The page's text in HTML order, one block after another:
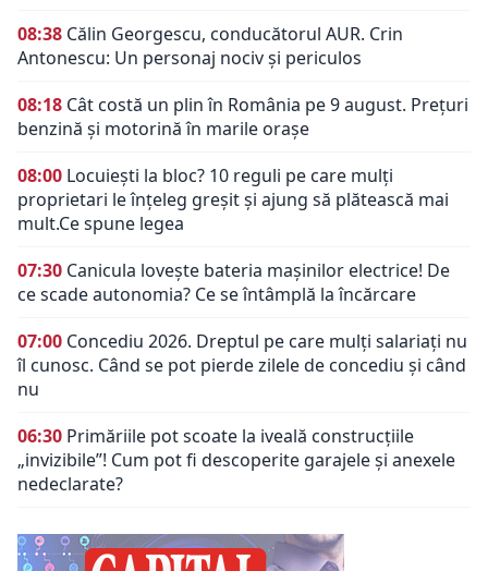
08:38 Călin Georgescu, conducătorul AUR. Crin
Antonescu: Un personaj nociv şi periculos
08:18 Cât costă un plin în România pe 9 august. Prețuri
benzină și motorină în marile orașe
08:00 Locuiești la bloc? 10 reguli pe care mulți
proprietari le înțeleg greșit și ajung să plătească mai
mult.Ce spune legea
07:30 Canicula lovește bateria mașinilor electrice! De
ce scade autonomia? Ce se întâmplă la încărcare
07:00 Concediu 2026. Dreptul pe care mulți salariați nu
îl cunosc. Când se pot pierde zilele de concediu și când
nu
06:30 Primăriile pot scoate la iveală construcțiile
„invizibile”! Cum pot fi descoperite garajele și anexele
nedeclarate?